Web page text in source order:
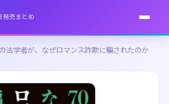
発売まとめ
法学者が、なぜロマンス詐欺に騙されたのか